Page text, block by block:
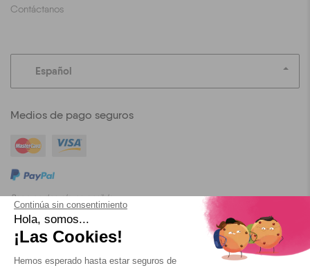
Contáctanos
Español
Medios de pago seguros
Pago en dos plazos posible
Blog Condiciones Generales de Utilización
Confidencialidad
Continúa sin consentimiento
Hola, somos...
¡Las Cookies!
Hemos esperado hasta estar seguros de